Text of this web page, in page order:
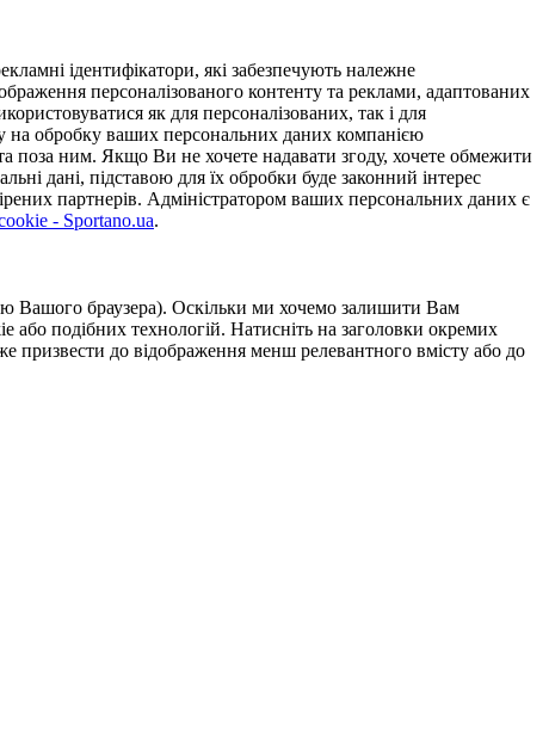
ідентифікатори, які забезпечують належне
персоналізованого контенту та реклами, адаптованих
як для персоналізованих, так і для
на обробку ваших персональних даних компанією
поза ним. Якщо Ви не хочете надавати згоду, хочете обмежити
дані, підставою для їх обробки буде законний інтерес
партнерів. Адміністратором ваших персональних даних є
- Sportano.ua.
Вашого браузера). Оскільки ми хочемо залишити Вам
подібних технологій. Натисніть на заголовки окремих
призвести до відображення менш релевантного вмісту або до